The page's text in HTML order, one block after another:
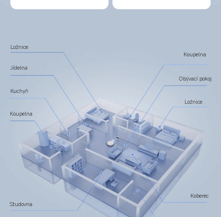
Ložnice
Koupelna
Jídelna
Obývací pokoj
Kuchyň
Ložnice
Koupelna
Koberec
Studovna